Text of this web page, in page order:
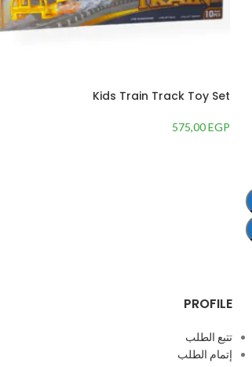
Kids Train Track Toy Set
575,00EGP
PROFILE
تتبع الطلب
إتمام الطلب